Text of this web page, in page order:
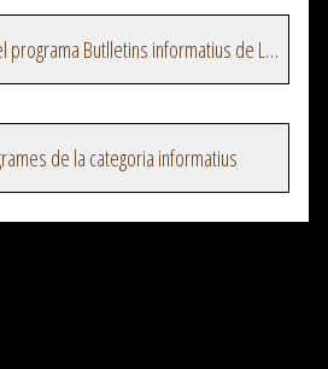
Veure més episodis del programa Butlletins informatius de La Xarxa
de la categoria informatius